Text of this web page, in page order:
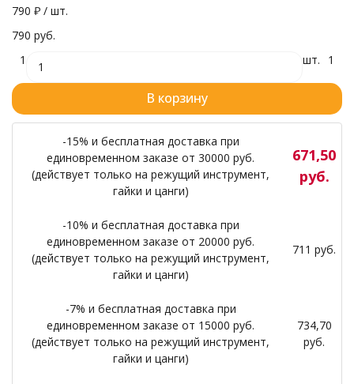
790 ₽ / шт.
790 руб.
1
шт. 1
В корзину
-15% и бесплатная доставка при
единовременном заказе от 30000 руб.
(действует только на режущий инструмент,
гайки и цанги)
671,50
руб.
-10% и бесплатная доставка при
единовременном заказе от 20000 руб.
(действует только на режущий инструмент,
гайки и цанги)
711 руб.
-7% и бесплатная доставка при
единовременном заказе от 15000 руб.
(действует только на режущий инструмент,
гайки и цанги)
734,70
руб.